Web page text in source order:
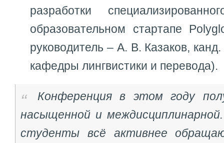
разработки
образовательном стартапе
руководитель – А. В. Казаков,
кафедры лингвистики и перевода).
Конференция в этом году
насыщенной и
студенты всё активнее